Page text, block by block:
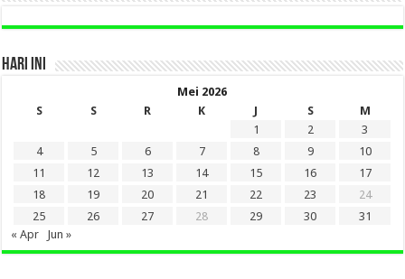
HARI INI
Mei 2026
S
S R K J S
M
1
2
3
4
5 6 7 8 9
10
11
12 13 14 15 16
17
18
19 20 21 22 23
24
25
26 27 28 29 30
31
« Apr
Jun »